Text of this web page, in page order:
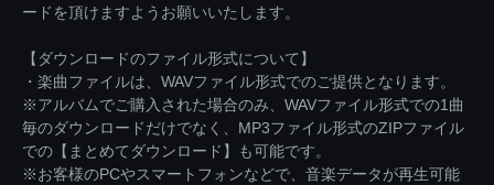
ードを頂けますようお願いいたします。
【ダウンロードのファイル形式について】
・楽曲ファイルは、WAVファイル形式でのご提供となります。
※アルバムでご購入された場合のみ、WAVファイル形式での1曲
毎のダウンロードだけでなく、MP3ファイル形式のZIPファイル
での【まとめてダウンロード】も可能です。
※お客様のPCやスマートフォンなどで、音楽データが再生可能